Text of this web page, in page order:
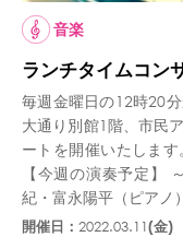
音楽
ランチタイムコン
毎週金曜日の12時20
大通り別館1階、市民
ートを開催いたします
【今週の演奏予定
紀・富永陽平（ピア
開催日： 2022.03.11(金)